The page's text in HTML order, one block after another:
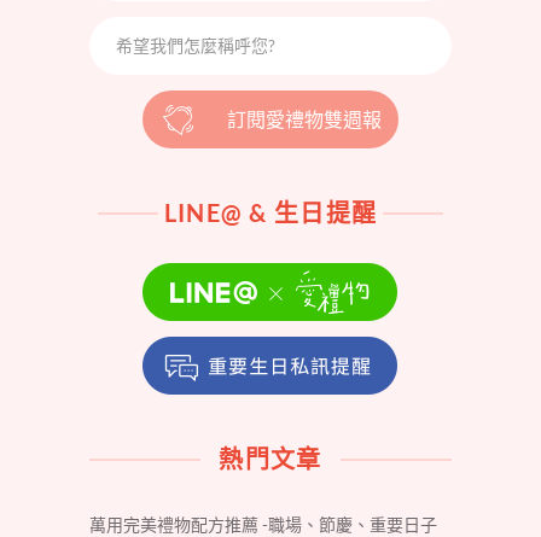
訂閱愛禮物雙週報
LINE@ & 生日提醒
熱門文章
萬用完美禮物配方推薦 -職場、節慶、重要日子